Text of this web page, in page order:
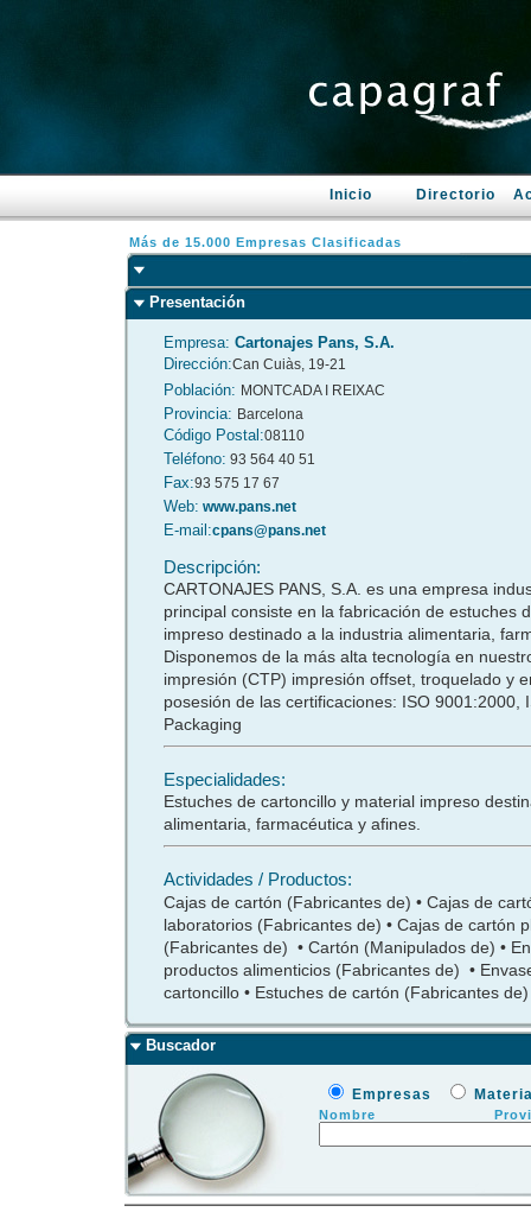
Inicio Directorio
Más de 15.000 Empresas Clasificadas
Presentación
Empresa: Cartonajes Pans, S.A.
Dirección:Can Cuiàs, 19-21
Población: MONTCADA I REIXAC
Provincia: Barcelona
Código Postal:08110
Teléfono: 93 564 40 51
Fax:93 575 17 67
Web: www.pans.net
E-mail:cpans@pans.net
Descripción:
CARTONAJES PANS, S.A. es una empresa
principal consiste en la fabricación de estuches
impreso destinado a la industria alimentaria,
Disponemos de la más alta tecnología en
impresión (CTP) impresión offset, troquelado y
posesión de las certificaciones: ISO 9001:2000,
Packaging
Especialidades:
Estuches de cartoncillo y material impreso
alimentaria, farmacéutica y afines.
Actividades / Productos:
Cajas de cartón (Fabricantes de) • Cajas de
laboratorios (Fabricantes de) • Cajas de cartón
(Fabricantes de) • Cartón (Manipulados de) •
productos alimenticios (Fabricantes de) •
cartoncillo • Estuches de cartón (Fabricantes de)
Buscador
Empresas
Nombre